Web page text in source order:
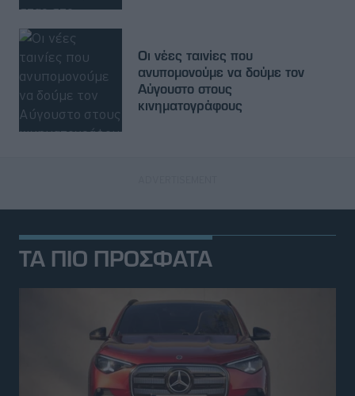
Οι νέες ταινίες που
ανυπομονούμε να δούμε τον
Αύγουστο στους
κινηματογράφους
ΤΑ ΠΙΟ ΠΡΟΣΦΑΤΑ